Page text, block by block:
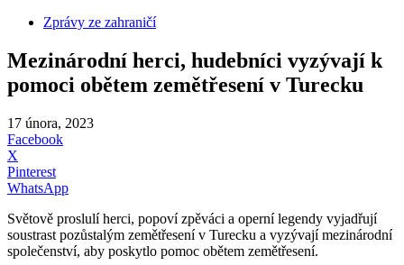
Zprávy ze zahraničí
Mezinárodní herci, hudebníci vyzývají k
pomoci obětem zemětřesení v Turecku
17 února, 2023
Facebook
X
Pinterest
WhatsApp
Světově proslulí herci, popoví zpěváci a operní legendy vyjadřují
soustrast pozůstalým zemětřesení v Turecku a vyzývají mezinárodní
společenství, aby poskytlo pomoc obětem zemětřesení.